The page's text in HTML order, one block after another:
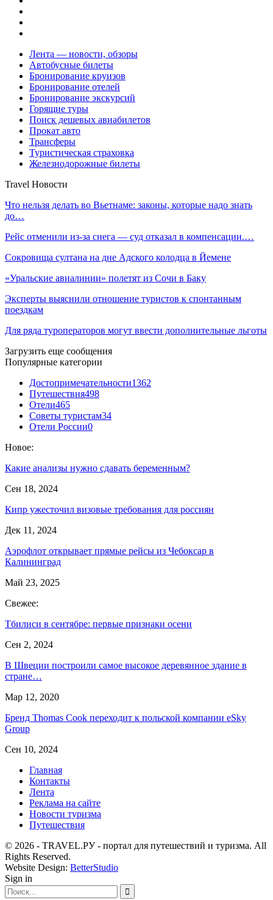
Лента — новости, обзоры
Автобусные билеты
Бронирование круизов
Бронирование отелей
Бронирование экскурсий
Горящие туры
Поиск дешевых авиабилетов
Прокат авто
Трансферы
Туристическая страховка
Железнодорожные билеты
Travel Новости
Что нельзя делать во Вьетнаме: законы, которые надо знать
до…
Рейс отменили из-за снега — суд отказал в компенсации.…
Сокровища султана на дне Адского колодца в Йемене
«Уральские авиалинии» полетят из Сочи в Баку
Эксперты выяснили отношение туристов к спонтанным
поездкам
Для ряда туроператоров могут ввести дополнительные льготы
Загрузить еще сообщения
Популярные категории
Достопримечательности1362
Путешествия498
Отели465
Советы туристам34
Отели России0
Новое:
Какие анализы нужно сдавать беременным?
Сен 18, 2024
Кипр ужесточил визовые требования для россиян
Дек 11, 2024
Аэрофлот открывает прямые рейсы из Чебоксар в
Калининград
Май 23, 2025
Свежее:
Тбилиси в сентябре: первые признаки осени
Сен 2, 2024
В Швеции построили самое высокое деревянное здание в
стране…
Мар 12, 2020
Бренд Thomas Cook переходит к польской компании eSky
Group
Сен 10, 2024
Главная
Контакты
Лента
Реклама на сайте
Новости туризма
Путешествия
© 2026 - TRAVEL.РУ - портал для путешествий и туризма. All
Rights Reserved.
Website Design: BetterStudio
Sign in